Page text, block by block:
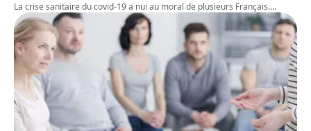
La crise sanitaire du covid-19 a nui au moral de plusieurs Français.…